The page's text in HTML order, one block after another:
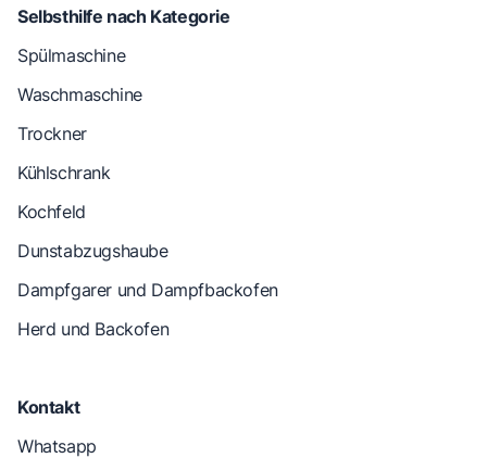
Selbsthilfe nach Kategorie
Spülmaschine
Waschmaschine
Trockner
Kühlschrank
Kochfeld
Dunstabzugshaube
Dampfgarer und Dampfbackofen
Herd und Backofen
Kontakt
Whatsapp